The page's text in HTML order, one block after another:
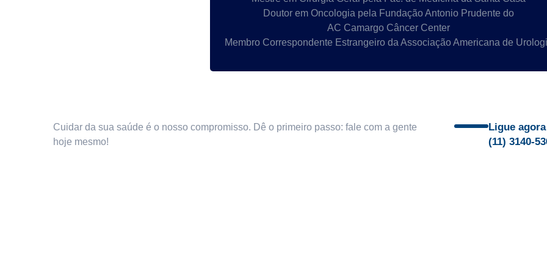
Doutor em Oncologia pela Fundação Antonio Prudente do
AC Camargo Câncer Center
Membro Correspondente Estrangeiro da Associação Americana de
Cuidar da sua saúde é o nosso compromisso. Dê o primeiro passo: fale com a gente
hoje mesmo!
Ligue agora
(11) 3140-